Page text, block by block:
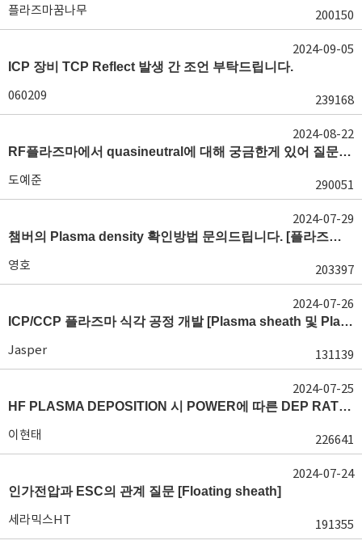
플라즈마꿈나무 200150
ICP 장비 TCP Reflect 발생 간 조언 부탁드립니다.
060209 239168
2024-09-05
RF플라즈마에서 quasineutral에 대해 궁금한게 있어 질문글 올립니다.[quasineutral]
도예준 290051
2024-08-22
챔버의 Plasma density 확인방법 문의드립니다. [플라즈마 모니터링, OES, LP]
영호 203397
2024-07-29
ICP/CCP 플라즈마 식각 공정 개발 [Plasma sheath 및 Plasma generation]
Jasper 131139
2024-07-26
HF PLASMA DEPOSITION 시 POWER에 따른 DEP RATE 변화 [장비 플라즈마, Rate constant]
이현태 226641
2024-07-25
인가전압과 ESC의 관계 질문 [Floating sheath]
세라믹스HT 191355
2024-07-24